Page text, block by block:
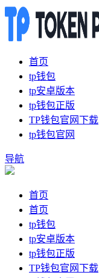
首页
tp钱包
tp安卓版本
tp钱包正版
TP钱包官网下载
tp钱包官网
导航
首页
首页
tp钱包
tp安卓版本
tp钱包正版
TP钱包官网下载